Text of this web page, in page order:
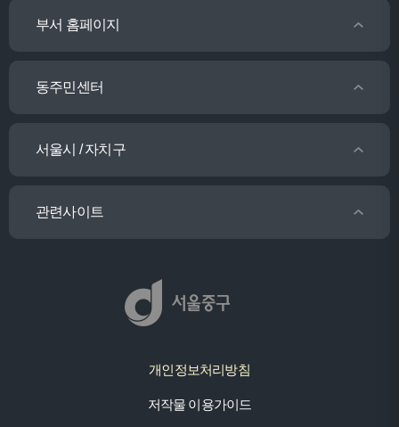
부서 홈페이지
동주민센터
서울시 / 자치구
관련사이트
개인정보처리방침
저작물 이용가이드